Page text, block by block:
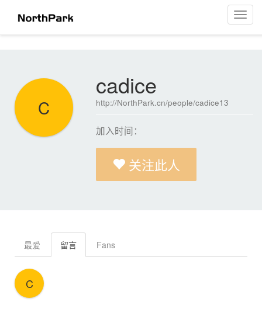
菜
单
C
cadice
http://NorthPark.cn/people/cadice13
加入时间：
关注此人
最爱 留言 Fans
C